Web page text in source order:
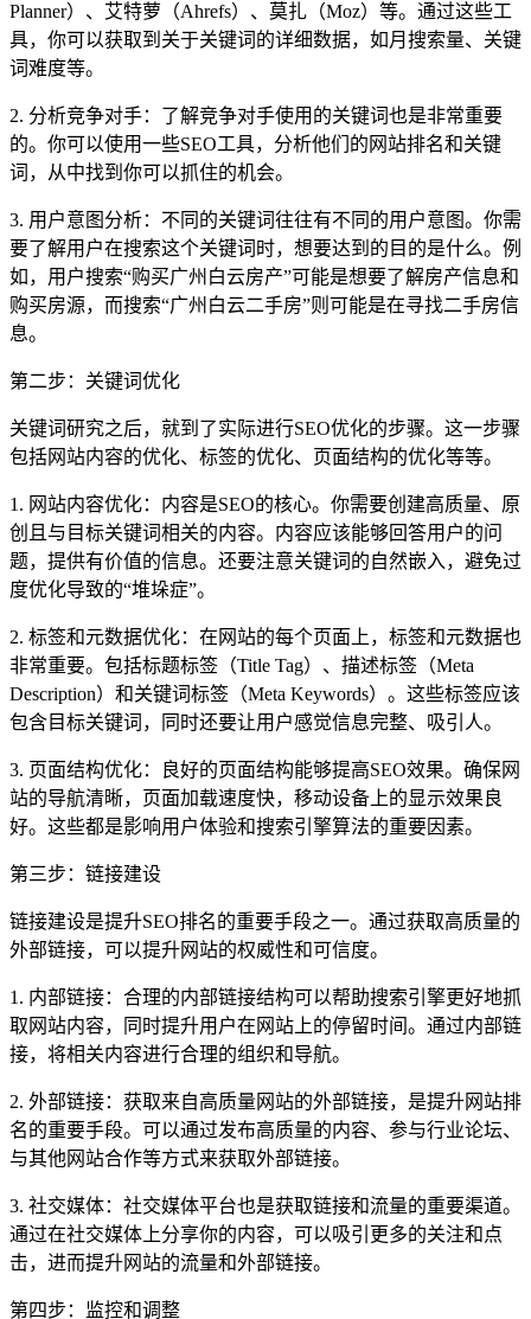
Planner）、艾特萝（Ahrefs）、莫扎（Moz）等。通过这些工
具，你可以获取到关于关键词的详细数据，如月搜索量、关键
词难度等。
2. 分析竞争对手：了解竞争对手使用的关键词也是非常重要
的。你可以使用一些SEO工具，分析他们的网站排名和关键
词，从中找到你可以抓住的机会。
3. 用户意图分析：不同的关键词往往有不同的用户意图。你需
要了解用户在搜索这个关键词时，想要达到的目的是什么。例
如，用户搜索“购买广州白云房产”可能是想要了解房产信息和
购买房源，而搜索“广州白云二手房”则可能是在寻找二手房信
息。
第二步：关键词优化
关键词研究之后，就到了实际进行SEO优化的步骤。这一步骤
包括网站内容的优化、标签的优化、页面结构的优化等等。
1. 网站内容优化：内容是SEO的核心。你需要创建高质量、原
创且与目标关键词相关的内容。内容应该能够回答用户的问
题，提供有价值的信息。还要注意关键词的自然嵌入，避免过
度优化导致的“堆垛症”。
2. 标签和元数据优化：在网站的每个页面上，标签和元数据也
非常重要。包括标题标签（Title Tag）、描述标签（Meta
Description）和关键词标签（Meta Keywords）。这些标签应该
包含目标关键词，同时还要让用户感觉信息完整、吸引人。
3. 页面结构优化：良好的页面结构能够提高SEO效果。确保网
站的导航清晰，页面加载速度快，移动设备上的显示效果良
好。这些都是影响用户体验和搜索引擎算法的重要因素。
第三步：链接建设
链接建设是提升SEO排名的重要手段之一。通过获取高质量的
外部链接，可以提升网站的权威性和可信度。
1. 内部链接：合理的内部链接结构可以帮助搜索引擎更好地抓
取网站内容，同时提升用户在网站上的停留时间。通过内部链
接，将相关内容进行合理的组织和导航。
2. 外部链接：获取来自高质量网站的外部链接，是提升网站排
名的重要手段。可以通过发布高质量的内容、参与行业论坛、
与其他网站合作等方式来获取外部链接。
3. 社交媒体：社交媒体平台也是获取链接和流量的重要渠道。
通过在社交媒体上分享你的内容，可以吸引更多的关注和点
击，进而提升网站的流量和外部链接。
第四步：监控和调整